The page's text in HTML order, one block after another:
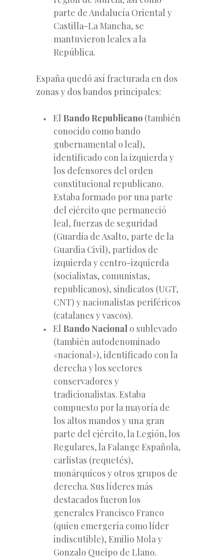
parte de Andalucía Oriental y
Castilla-La Mancha, se
mantuvieron leales a la
República.
España quedó así fracturada en dos
zonas y dos bandos principales:
El Bando Republicano (también
conocido como bando
gubernamental o leal),
identificado con la izquierda y
los defensores del orden
constitucional republicano.
Estaba formado por una parte
del ejército que permaneció
leal, fuerzas de seguridad
(Guardia de Asalto, parte de la
Guardia Civil), partidos de
izquierda y centro-izquierda
(socialistas, comunistas,
republicanos), sindicatos (UGT,
CNT) y nacionalistas periféricos
(catalanes y vascos).
El Bando Nacional o sublevado
(también autodenominado
«nacional»), identificado con la
derecha y los sectores
conservadores y
tradicionalistas. Estaba
compuesto por la mayoría de
los altos mandos y una gran
parte del ejército, la Legión, los
Regulares, la Falange Española,
carlistas (requetés),
monárquicos y otros grupos de
derecha. Sus líderes más
destacados fueron los
generales Francisco Franco
(quien emergería como líder
indiscutible), Emilio Mola y
Gonzalo Queipo de Llano.